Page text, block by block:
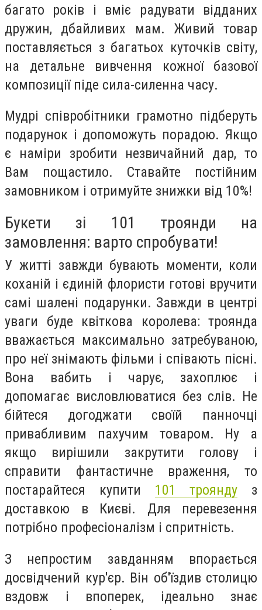
багато років і вміє радувати відданих
дружин, дбайливих мам. Живий товар
поставляється з багатьох куточків світу,
на детальне вивчення кожної базової
композиції піде сила-силенна часу.
Мудрі співробітники грамотно підберуть
подарунок і допоможуть порадою. Якщо
є наміри зробити незвичайний дар, то
Вам пощастило. Ставайте постійним
замовником і отримуйте знижки від 10%!
Букети зі 101 троянди на
замовлення: варто спробувати!
У житті завжди бувають моменти, коли
коханій і єдиній флористи готові вручити
самі шалені подарунки. Завжди в центрі
уваги буде квіткова королева: троянда
вважається максимально затребуваною,
про неї знімають фільми і співають пісні.
Вона вабить і чарує, захоплює і
допомагає висловлюватися без слів. Не
бійтеся догоджати своїй панночці
привабливим пахучим товаром. Ну а
якщо вирішили закрутити голову і
справити фантастичне враження, то
постарайтеся купити 101 троянду з
доставкою в Києві. Для перевезення
потрібно професіоналізм і спритність.
З непростим завданням впорається
досвідчений кур'єр. Він об'їздив столицю
вздовж і впоперек, ідеально знає